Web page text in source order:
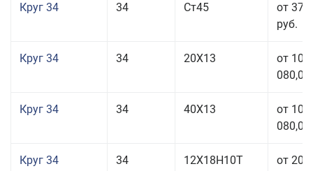
Круг 34 34 Ст45
от 37
руб.
Круг 34 34 20Х13
от 101
080,00
Круг 34 34 40Х13
от 101
080,00
Круг 34 34 12Х18Н10Т
от 208